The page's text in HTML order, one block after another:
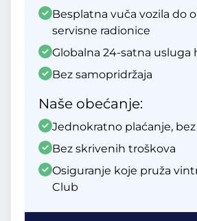
Besplatna vuča vozila do
servisne radionice
Globalna 24-satna usluga
Bez samopridržaja
Naše obećanje:
Jednokratno plaćanje,
Bez skrivenih troškova
Osiguranje koje pruža
Club